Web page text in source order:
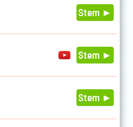
Stem ►
Stem ►
Stem ►